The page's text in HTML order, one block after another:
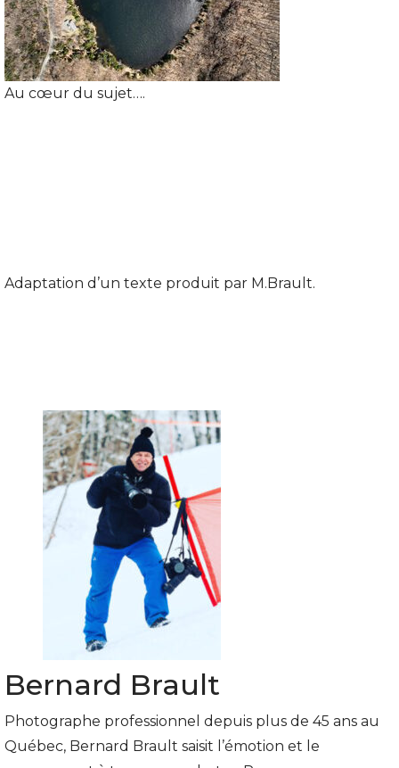
Au cœur du sujet….
Adaptation d’un texte produit par M.Brault.
Bernard Brault
Photographe professionnel depuis plus de 45 ans au
Québec, Bernard Brault saisit l’émotion et le